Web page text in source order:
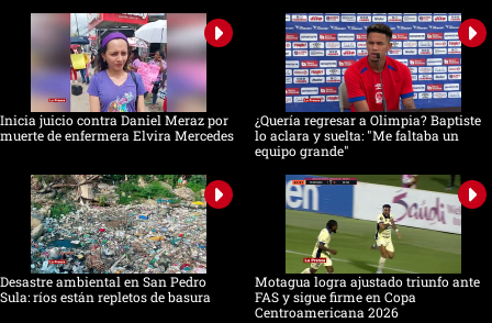
Inicia juicio contra Daniel Meraz por
muerte de enfermera Elvira Mercedes
¿Quería regresar a Olimpia? Baptiste
lo aclara y suelta: "Me faltaba un
equipo grande"
Desastre ambiental en San Pedro
Sula: ríos están repletos de basura
Motagua logra ajustado triunfo ante
FAS y sigue firme en Copa
Centroamericana 2026